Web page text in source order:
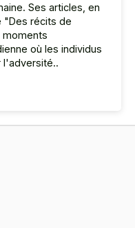
Ses articles, en
"Des récits de
moments
où les individus
l'adversité..